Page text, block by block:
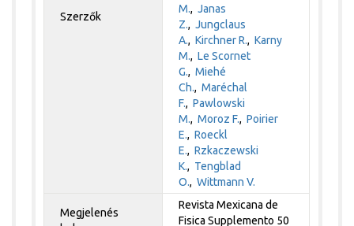
Szerzők
M.,Janas
Z.,Jungclaus
A.,Kirchner R.,Karny
M.,Le Scornet
G.,Miehé
Ch.,Maréchal
F.,Pawlowski
M.,Moroz F.,Poirier
E.,Roeckl
E.,Rzkaczewski
K., Tengblad
O.,Wittmann V.
Megjelenés
Revista Mexicana de
Fisica Supplemento 50